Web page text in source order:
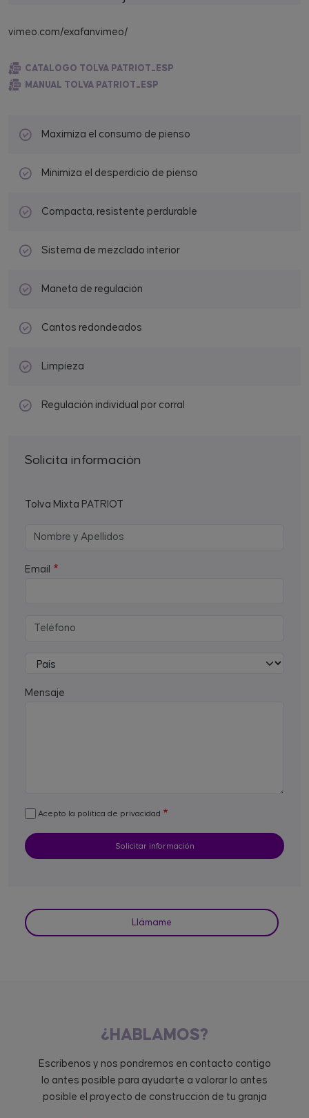
vimeo.com/exafanvimeo/
CATALOGO TOLVA PATRIOT_ESP
MANUAL TOLVA PATRIOT_ESP
Maximiza el consumo de pienso
Minimiza el desperdicio de pienso
Compacta, resistente perdurable
Sistema de mezclado interior
Maneta de regulación
Cantos redondeados
Limpieza
Regulación individual por corral
Solicita información
Tolva Mixta PATRIOT
Email
Mensaje
Acepto la política de privacidad
Llámame
¿HABLAMOS?
Escríbenos y nos pondremos en contacto contigo
lo antes posible para ayudarte a valorar lo antes
posible el proyecto de construcción de tu granja